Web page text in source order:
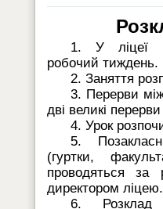
1. У ліцеї
робочий тиждень.
2. Заняття
3. Перерви
дві великі
4. Урок
5.
(гуртки,
проводяться за
директором ліцею.
6. Розклад